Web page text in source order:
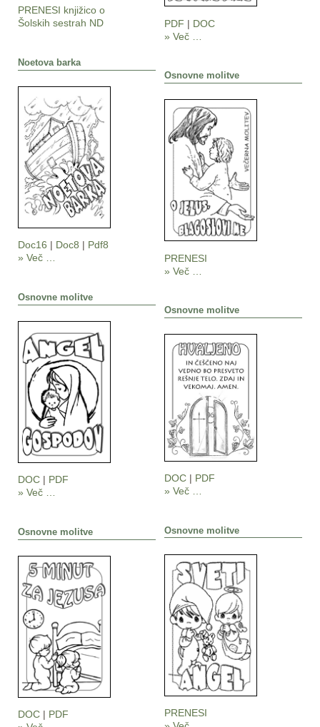
PRENESI knjižico o
Šolskih sestrah ND
PDF | DOC
» Več …
Noetova barka
Doc16 | Doc8 | Pdf8
» Več …
Osnovne molitve
PRENESI
» Več …
Osnovne molitve
DOC| PDF
» Več …
Osnovne molitve
DOC | PDF
» Več …
Osnovne molitve
PRENESI
Osnovne molitve
DOC| PDF